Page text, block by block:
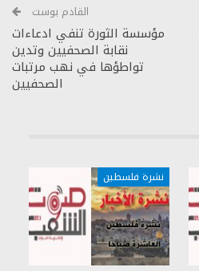
القادم بوست
مؤسسة الثورة تنفي ادعاءات
نقابة الصحفيين وتدين
تواطؤها في نهب مرتبات
الصحفيين
نشرة فلسطين